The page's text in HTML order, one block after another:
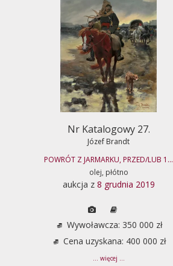
Nr Katalogowy 27.
Józef Brandt
POWRÓT Z JARMARKU, PRZED/LUB 1...
olej, płótno
aukcja z 8 grudnia 2019
Wywoławcza: 350 000 zł
Cena uzyskana: 400 000 zł
... więcej ...